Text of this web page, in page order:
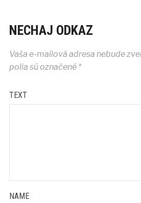
NECHAJ ODKAZ
Vaša e-mailová adresa nebude
polia sú označené *
TEXT
NAME